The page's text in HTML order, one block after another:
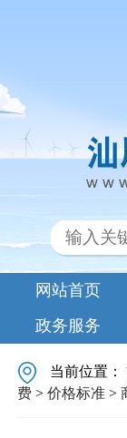
网站首页
政务服务
当前位置：
费 >价格标准 >